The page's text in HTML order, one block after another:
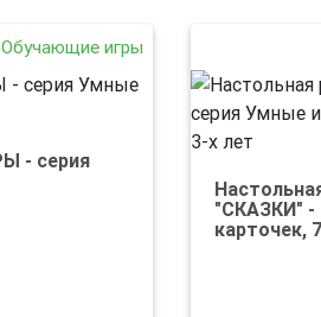
игры
- серия
"СКАЗКИ" -
карточек,